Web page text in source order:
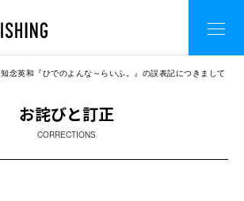
知念英和『ひでのよんな～らいふ。』の誤表記につきまして
お詫びと訂正
CORRECTIONS